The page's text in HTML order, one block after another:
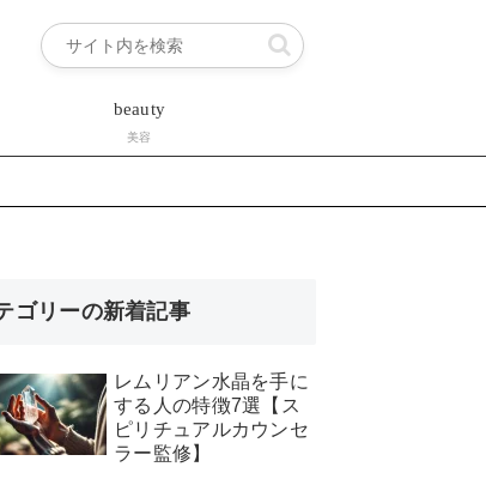
beauty
美容
ゴリーの新着記事
レムリアン水晶を手に
する人の特徴7選【ス
ピリチュアルカウンセ
ラー監修】